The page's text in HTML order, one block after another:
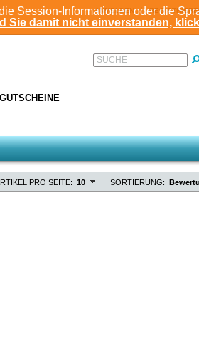
Session-Informationen oder die
Sie damit nicht einverstanden,
ANMELDEN
SUCHE
SORTIERUNG:
PRO SEITE: 10